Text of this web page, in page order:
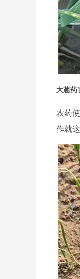
大葱药
农药
作就